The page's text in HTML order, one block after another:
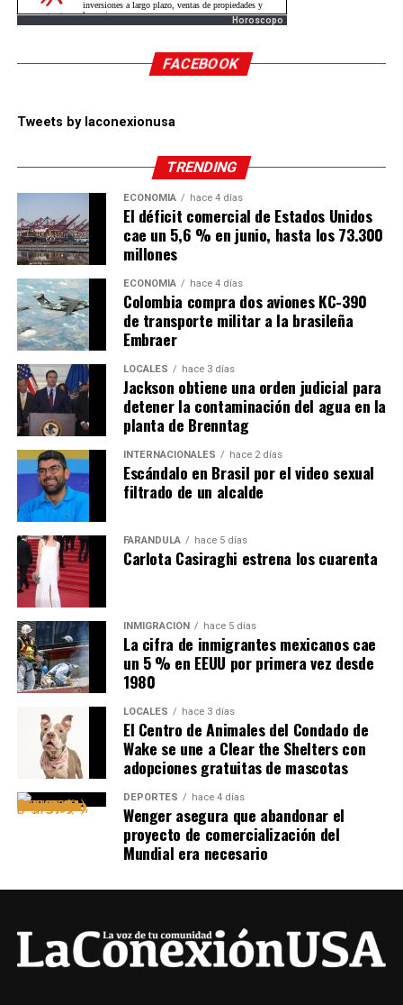
Horoscopo
FACEBOOK
Tweets by laconexionusa
TRENDING
ECONOMÍA hace 4 días
El déficit comercial de Estados Unidos
cae un 5,6 % en junio, hasta los 73.300
millones
ECONOMÍA hace 4 días
Colombia compra dos aviones KC-390
de transporte militar a la brasileña
Embraer
LOCALES hace 3 días
Jackson obtiene una orden judicial para
detener la contaminación del agua en la
planta de Brenntag
INTERNACIONALES hace 2 días
Escándalo en Brasil por el video sexual
filtrado de un alcalde
FARÁNDULA hace 5 días
Carlota Casiraghi estrena los cuarenta
INMIGRACIÓN hace 5 días
La cifra de inmigrantes mexicanos cae
un 5 % en EEUU por primera vez desde
1980
LOCALES hace 3 días
El Centro de Animales del Condado de
Wake se une a Clear the Shelters con
adopciones gratuitas de mascotas
DEPORTES hace 4 días
Wenger asegura que abandonar el
proyecto de comercialización del
Mundial era necesario